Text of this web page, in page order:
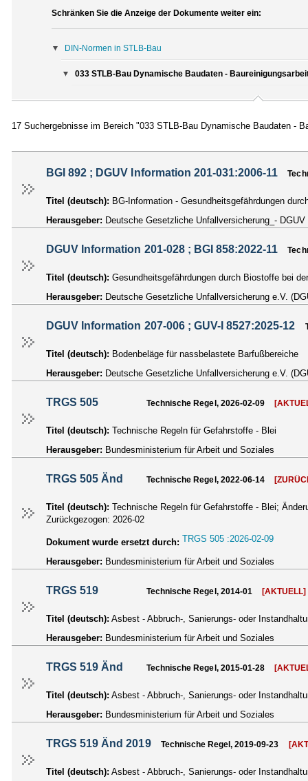
Schränken Sie die Anzeige der Dokumente weiter ein:
DIN-Normen in STLB-Bau
033 STLB-Bau Dynamische Baudaten -
17 Suchergebnisse im Bereich "033 STLB-Bau Dynamische Baudaten -
BGI 892 ; DGUV Information 201-031:2006-11
Titel (deutsch): BG-Information - Gesundheitsgefährdungen
Herausgeber: Deutsche Gesetzliche Unfallversicherung_- DGUV
DGUV Information 201-028 ; BGI 858:2022-11
Titel (deutsch): Gesundheitsgefährdungen durch Biostoffe bei
Herausgeber: Deutsche Gesetzliche Unfallversicherung e.V.
DGUV Information 207-006 ; GUV-I 8527:2025-12
Titel (deutsch): Bodenbeläge für nassbelastete Barfußbereiche
Herausgeber: Deutsche Gesetzliche Unfallversicherung e.V.
TRGS 505 Technische Regel, 2026-02-09
Titel (deutsch): Technische Regeln für Gefahrstoffe - Blei
Herausgeber: Bundesministerium für Arbeit und Soziales
TRGS 505 Änd Technische Regel, 2022-06-14
Titel (deutsch): Technische Regeln für Gefahrstoffe - Blei;
Zurückgezogen: 2026-02
Dokument wurde ersetzt durch: TRGS 505 :2026-02-09
Herausgeber: Bundesministerium für Arbeit und Soziales
TRGS 519 Technische Regel, 2014-01 [AKTUELL]
Titel (deutsch): Asbest - Abbruch-, Sanierungs- oder
Herausgeber: Bundesministerium für Arbeit und Soziales
TRGS 519 Änd Technische Regel, 2015-01-28
Titel (deutsch): Asbest - Abbruch-, Sanierungs- oder
Herausgeber: Bundesministerium für Arbeit und Soziales
TRGS 519 Änd 2019 Technische Regel, 2019-09-23
Titel (deutsch): Asbest - Abbruch-, Sanierungs- oder